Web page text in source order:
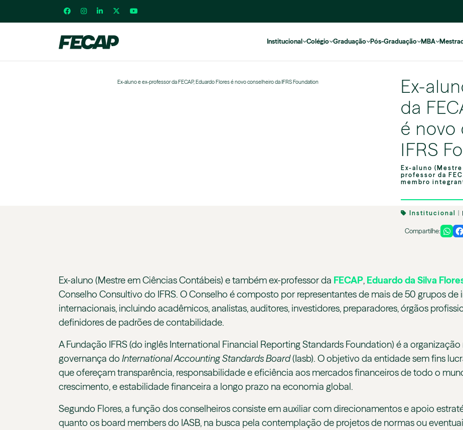
Institucional Colégio Graduação Pós-Graduação MBA
Ex-aluno e ex-professor da FECAP, Eduardo Flores é novo conselheiro da IFRS Foundation
Ex-
da
é novo
IFRS
Ex-aluno
professor da
membro
Institucional
Compartilhe:
Ex-aluno (Mestre em Ciências Contábeis) e também ex-professor da FECAP, Eduardo da Silva
Conselho Consultivo do IFRS. O Conselho é composto por representantes de mais de 50 grupos
internacionais, incluindo acadêmicos, analistas, auditores, investidores, preparadores, órgãos
definidores de padrões de contabilidade.
A Fundação IFRS (do inglês International Financial Reporting Standards Foundation) é a
governança do InternationalAccountingStandards Board(Iasb). O objetivo da entidade sem fins
que ofereçam transparência, responsabilidade e eficiência aos mercados financeiros de todo o
crescimento, e estabilidade financeira a longo prazo na economia global.
Segundo Flores, a função dos conselheiros consiste em auxiliar com direcionamentos e apoio
quanto os board members do IASB, na busca pela contemplação de projetos de normas ou